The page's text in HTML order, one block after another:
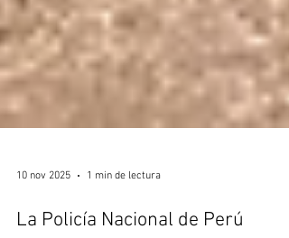
10 nov 2025 1 min de lectura